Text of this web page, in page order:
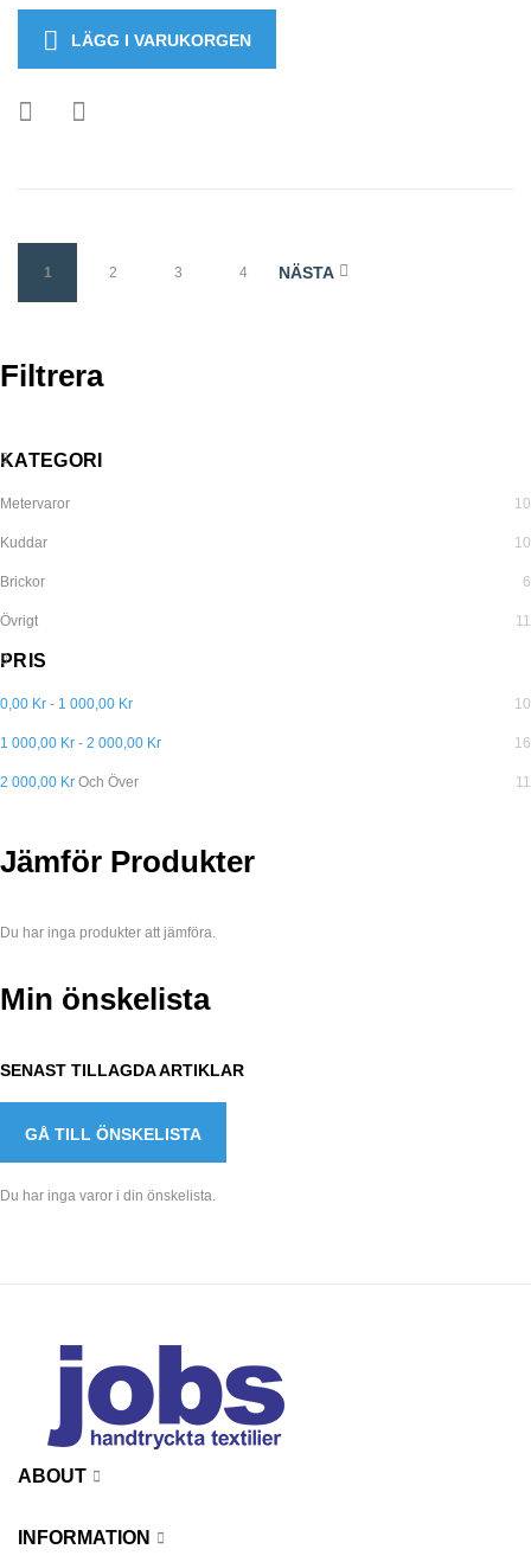
LÄGG I VARUKORGEN
1 2 3 4 NÄSTA
Filtrera
KATEGORI
Metervaror 10
Kuddar 10
Brickor 6
Övrigt 11
PRIS
0,00 Kr - 1 000,00 Kr 10
1 000,00 Kr - 2 000,00 Kr 16
2 000,00 Kr Och Över 11
Jämför Produkter
Du har inga produkter att jämföra.
Min önskelista
SENAST TILLAGDA ARTIKLAR
GÅ TILL ÖNSKELISTA
Du har inga varor i din önskelista.
ABOUT
INFORMATION